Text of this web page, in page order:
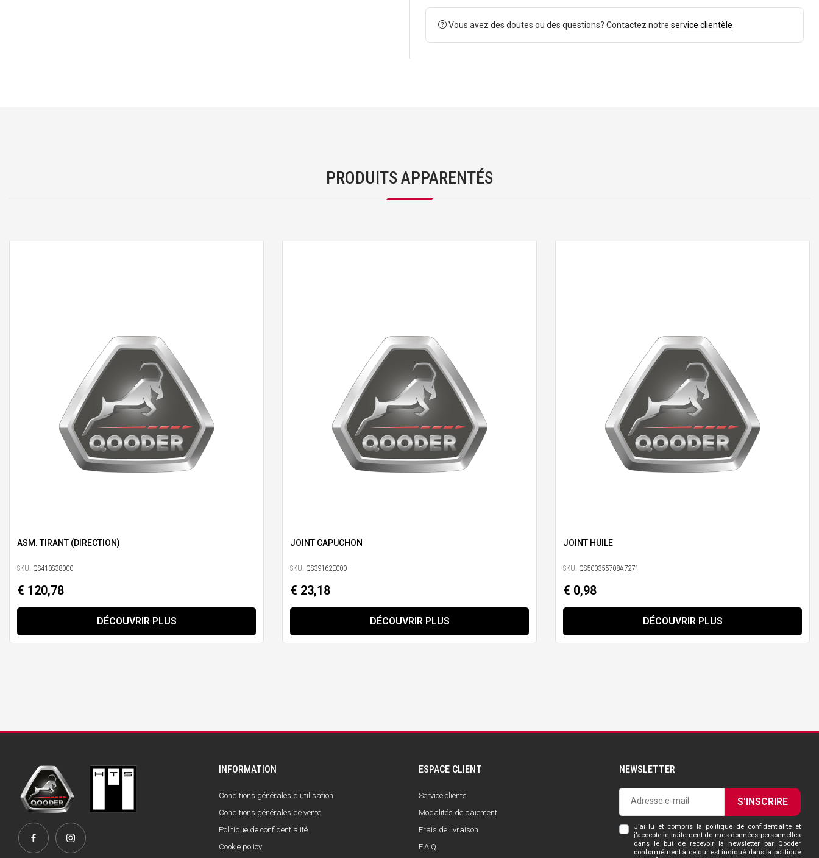
Vous avez des doutes ou des questions? Contactez notre service clientèle
PRODUITS APPARENTÉS
ASM. TIRANT (DIRECTION)
SKU: QS410S38000
€ 120,78
DÉCOUVRIR PLUS
JOINT CAPUCHON
SKU: QS39162E000
€ 23,18
DÉCOUVRIR PLUS
JOINT HUILE
SKU: QS500355708A7271
€ 0,98
DÉCOUVRIR PLUS
INFORMATION
Conditions générales d'utilisation
Conditions générales de vente
Politique de confidentialité
Cookie policy
ESPACE CLIENT
Service clients
Modalités de paiement
Frais de livraison
F.A.Q.
NEWSLETTER
S'INSCRIRE
J'ai lu et compris la politique de confidentialité et
j'accepte le traitement de mes données personnelles
dans le but de recevoir la newsletter par Qooder
conformément à ce qui est indiqué dans la politique